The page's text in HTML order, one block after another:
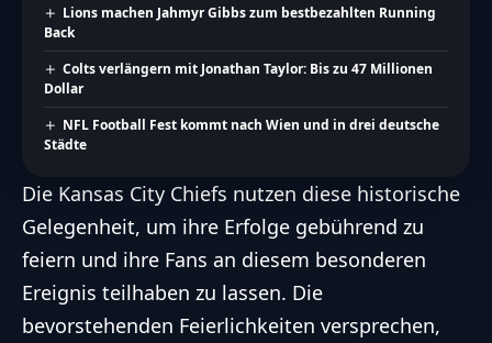
Lions machen Jahmyr Gibbs zum bestbezahlten Running
Back
Colts verlängern mit Jonathan Taylor: Bis zu 47 Millionen
Dollar
NFL Football Fest kommt nach Wien und in drei deutsche
Städte
Die Kansas City Chiefs nutzen diese historische
Gelegenheit, um ihre Erfolge gebührend zu
feiern und ihre Fans an diesem besonderen
Ereignis teilhaben zu lassen. Die
bevorstehenden Feierlichkeiten versprechen,